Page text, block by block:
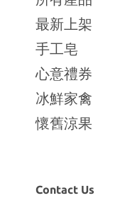
最新上架
手工皂
心意禮券
冰鮮家禽
懷舊涼果
Contact Us